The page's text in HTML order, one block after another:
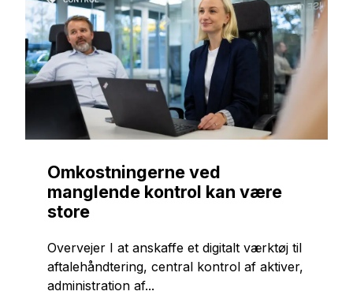
Omkostningerne ved
manglende kontrol kan være
store
Overvejer I at anskaffe et digitalt værktøj til
aftalehåndtering, central kontrol af aktiver,
administration af...